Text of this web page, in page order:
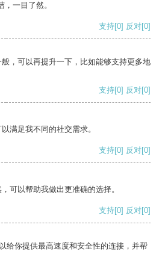
一目了然。
支持[0] 反对[0]
，可以再提升一下，比如能够支持更多地
支持[0] 反对[0]
满足我不同的社交需求。
支持[0] 反对[0]
可以帮助我做出更准确的选择。
支持[0] 反对[0]
给你提供最高速度和安全性的连接，并帮